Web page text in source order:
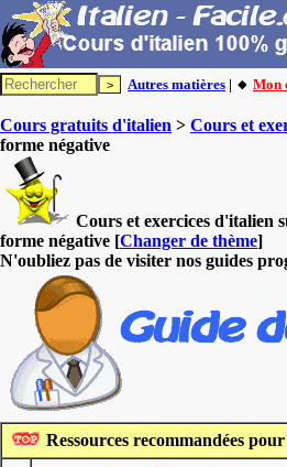
Autres matières | 🔸 Mon
Cours gratuits d'italien > Cours et
forme négative
Cours et exercices d'italien
forme négative [Changer de thème]
N'oubliez pas de visiter nos guides
Ressources recommandées